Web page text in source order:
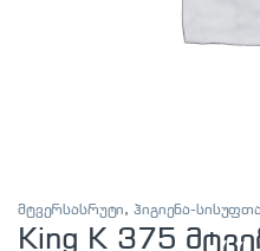
მტვერსასრუტი,ჰიგიენა-
King K 375